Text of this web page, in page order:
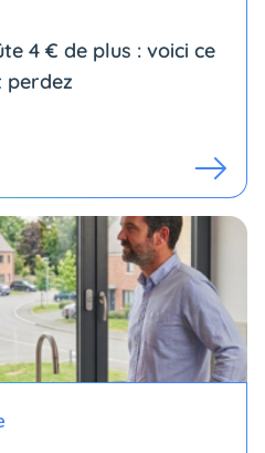
4 € de plus : voici ce
perdez